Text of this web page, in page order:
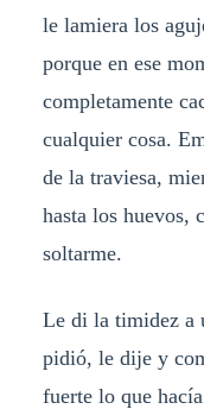
le lamiera los
porque en ese
completamente
cualquier cosa.
de la traviesa,
hasta los huevos,
soltarme.
Le di la timidez a
pidió, le dije y
fuerte lo que